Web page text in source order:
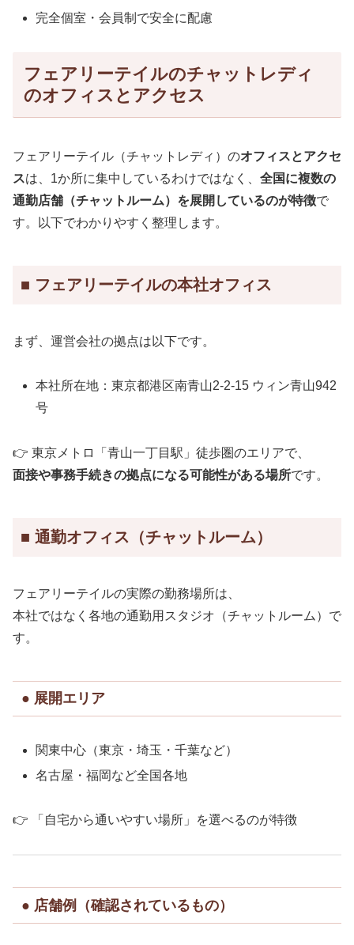
完全個室・会員制で安全に配慮
フェアリーテイルのチャットレディ
のオフィスとアクセス
フェアリーテイル（チャットレディ）のオフィスとアクセ
スは、1か所に集中しているわけではなく、 全国に複数の
通勤店舗（チャットルーム）を展開しているのが特徴で
す。以下でわかりやすく整理します。
■ フェアリーテイルの本社オフィス
まず、運営会社の拠点は以下です。
本社所在地：東京都港区南青山2-2-15 ウィン青山942
号
👉 東京メトロ「青山一丁目駅」徒歩圏のエリアで、
面接や事務手続きの拠点になる可能性がある場所です。
■ 通勤オフィス（チャットルーム）
フェアリーテイルの実際の勤務場所は、
本社ではなく各地の通勤用スタジオ（チャットルーム）で
す。
● 展開エリア
関東中心（東京・埼玉・千葉など）
名古屋・福岡など全国各地
👉 「自宅から通いやすい場所」を選べるのが特徴
● 店舗例（確認されているもの）